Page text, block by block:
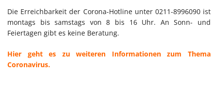
Die Erreichbarkeit der Corona-Hotline unter 0211-8996090 ist
montags bis samstags von 8 bis 16 Uhr. An Sonn- und
Feiertagen gibt es keine Beratung.
Hier geht es zu weiteren Informationen zum Thema
Coronavirus.